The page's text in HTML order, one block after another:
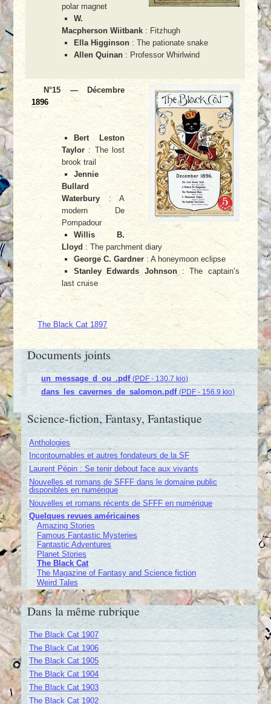
polar magnet
W.
Macpherson Wiitbank : Fitzhugh
Ella Higginson : The pationate snake
Allen Quinan : Professor Whirlwind
N°15 — Décembre
1896
Bert Leston
Taylor : The lost
brook trail
Jennie
Bullard
Waterbury: A
modern De
Pompadour
Willis B.
Lloyd : The parchment diary
George C. Gardner : A honeymoon eclipse
Stanley Edwards Johnson: The captain’s
last cruise
The Black Cat 1897
Documents joints
un_message_d_ou_.pdf (PDF- 130.7 kio)
dans_les_cavernes_de_salomon.pdf (PDF- 156.9 kio)
Science-fiction, Fantasy, Fantastique
Anthologies
Incontournables et autres fondateurs de la SF
Laurent Pépin : Se tenir debout face aux vivants
Nouvelles et romans de SFFF dans le domaine public
disponibles en numérique
Nouvelles et romans récents de SFFF en numérique
Quelques revues américaines
Amazing Stories
Famous Fantastic Mysteries
Fantastic Adventures
Planet Stories
The Black Cat
The Magazine of Fantasy and Science fiction
Weird Tales
Dans la même rubrique
The Black Cat 1907
The Black Cat 1906
The Black Cat 1905
The Black Cat 1904
The Black Cat 1903
The Black Cat 1902